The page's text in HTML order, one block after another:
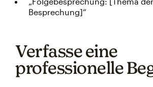
Besprechung]“
Verfasse eine
professionelle